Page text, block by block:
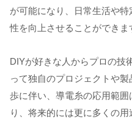
が可能になり、日常生活や
性を向上させることができま
DIYが好きな人からプロの技
って独自のプロジェクトや
歩に伴い、導電糸の応用範
り、将来的には更に多くの用